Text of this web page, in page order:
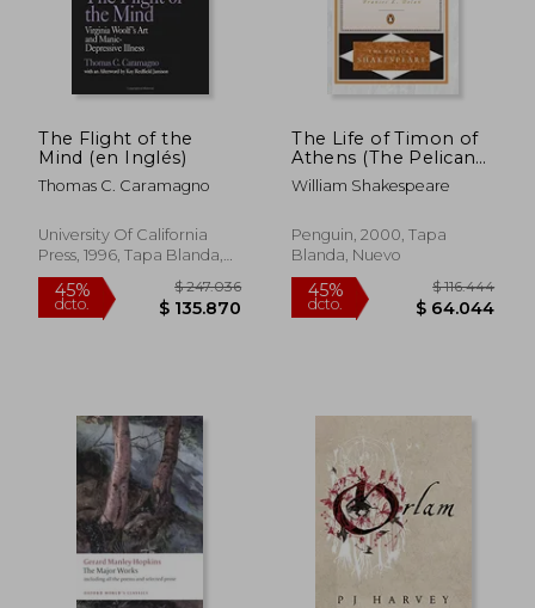
45%
dcto.
45%
dcto.
The Flight of the
Mind (en Inglés)
Thomas C. Caramagno
University Of California
Press, 1996, Tapa Blanda,
Nuevo
The Life of Timon of
Athens (The Pelican
Shakespeare) (en
Inglés)
William Shakespeare
Penguin, 2000, Tapa
Blanda, Nuevo